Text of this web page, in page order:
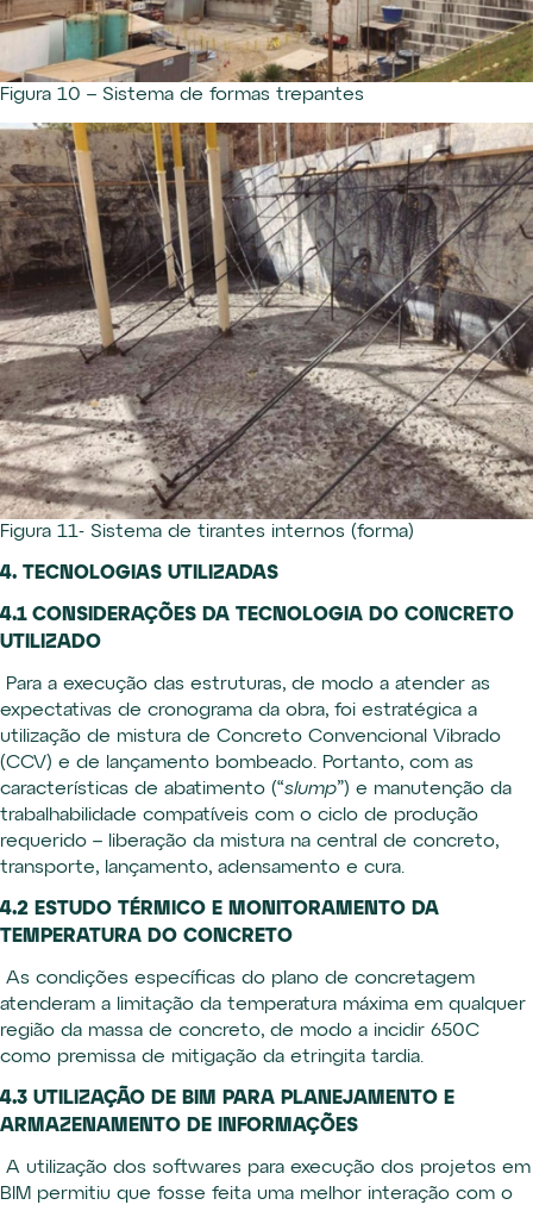
Figura 10 – Sistema de formas trepantes
Figura 11- Sistema de tirantes internos (forma)
4. TECNOLOGIAS UTILIZADAS
4.1 CONSIDERAÇÕES DA TECNOLOGIA DO CONCRETO
UTILIZADO
Para a execução das estruturas, de modo a atender as
expectativas de cronograma da obra, foi estratégica a
utilização de mistura de Concreto Convencional Vibrado
(CCV) e de lançamento bombeado. Portanto, com as
características de abatimento (“slump”) e manutenção da
trabalhabilidade compatíveis com o ciclo de produção
requerido – liberação da mistura na central de concreto,
transporte, lançamento, adensamento e cura.
4.2 ESTUDO TÉRMICO E MONITORAMENTO DA
TEMPERATURA DO CONCRETO
As condições específicas do plano de concretagem
atenderam a limitação da temperatura máxima em qualquer
região da massa de concreto, de modo a incidir 650C
como premissa de mitigação da etringita tardia.
4.3 UTILIZAÇÃO DE BIM PARA PLANEJAMENTO E
ARMAZENAMENTO DE INFORMAÇÕES
A utilização dos softwares para execução dos projetos em
BIM permitiu que fosse feita uma melhor interação com o